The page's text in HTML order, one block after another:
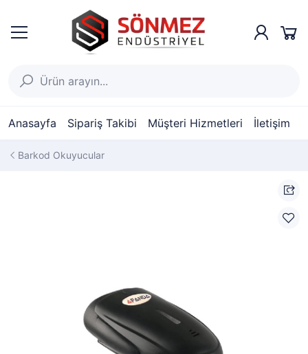
Anasayfa Sipariş Takibi Müşteri Hizmetleri İletişim
Barkod Okuyucular